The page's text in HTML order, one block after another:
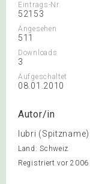
Eintrags-Nr.
52153
Angesehen
511
Downloads
3
Aufgeschaltet
08.01.2010
Autor/in
lubri (Spitzname)
Land: Schweiz
Registriert vor 2006